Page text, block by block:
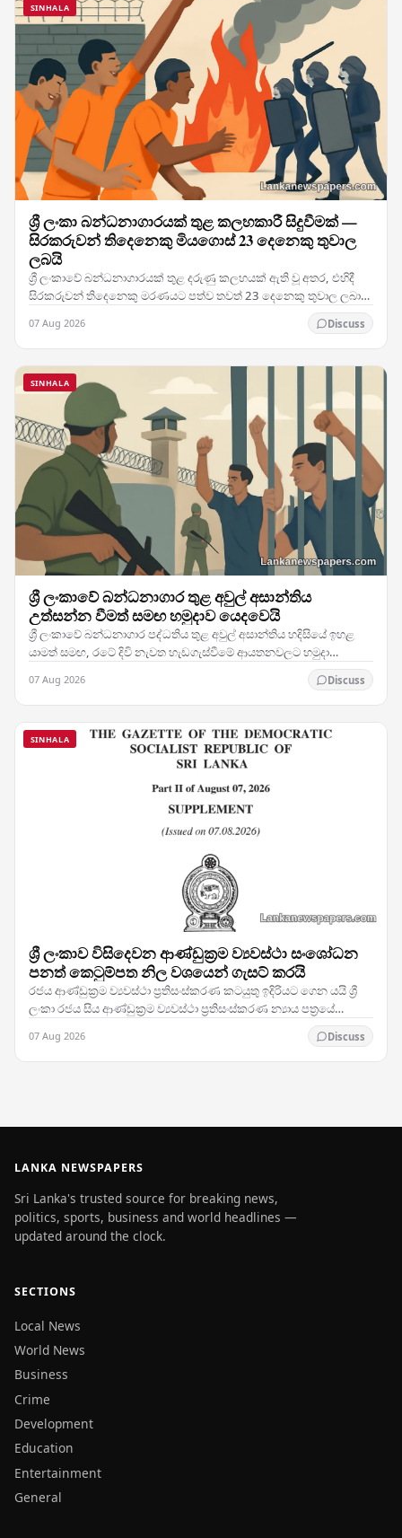
SINHALA
ශ්‍රී ලංකා බන්ධනාගාරයක් තුළ කලහකාරී සිදුවීමක් —
සිරකරුවන් තිදෙනෙකු මියගොස් 23 දෙනෙකු තුවාල
ලබයි
ශ්‍රී ලංකාවේ බන්ධනාගාරයක් තුළ දරුණු කලහයක් ඇති වූ අතර, එහිදී
සිරකරුවන් තිදෙනෙකු මරණයට පත්ව තවත් 23 දෙනෙකු තුවාල ලබා
07 Aug 2026 Discuss
SINHALA
ශ්‍රී ලංකාවේ බන්ධනාගාර තුළ අවුල් අසාන්තිය
උත්සන්න වීමත් සමඟ හමුදාව යෙදවෙයි
ශ්‍රී ලංකාවේ බන්ධනාගාර පද්ධතිය තුළ අවුල් අසාන්තිය හදිසියේ ඉහළ
යාමත් සමඟ, රටේ දිවි නැවත හැඩගැස්වීමේ ආයතනවලට හමුදා
07 Aug 2026 Discuss
SINHALA
ශ්‍රී ලංකාව විසිදෙවන ආණ්ඩුක්‍රම ව්‍යවස්ථා සංශෝධන
පනත් කෙටුම්පත නිල වශයෙන් ගැසට් කරයි
රජය ආණ්ඩුක්‍රම ව්‍යවස්ථා ප්‍රතිසංස්කරණ කටයුතු ඉදිරියට ගෙන යයි ශ්‍රී
ලංකා රජය සිය ආණ්ඩුක්‍රම ව්‍යවස්ථා ප්‍රතිසංස්කරණ න්‍යාය පත්‍රයේ
07 Aug 2026 Discuss
LANKA NEWSPAPERS
Sri Lanka's trusted source for breaking news,
politics, sports, business and world headlines —
updated around the clock.
SECTIONS
Local News
World News
Business
Crime
Development
Education
Entertainment
General